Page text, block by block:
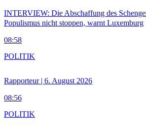
INTERVIEW: Die Abschaffung des
Populismus nicht stoppen, warnt Luxemburg
08:58
Rapporteur | 6. August 2026
08:56
POLITIK
POLITIK